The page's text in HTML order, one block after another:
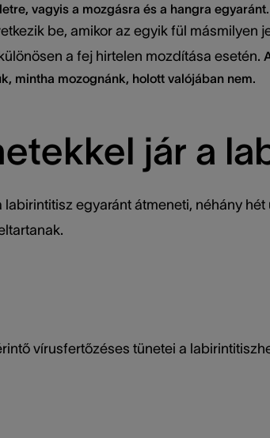
vagyis a mozgásra és a hangra egyaránt.
be, amikor az egyik fül másmilyen
a fej hirtelen mozdítása esetén.
mintha mozognánk, holott valójában nem.
jár a
labirintitisz egyaránt átmeneti, néhány
vírusfertőzéses tünetei a